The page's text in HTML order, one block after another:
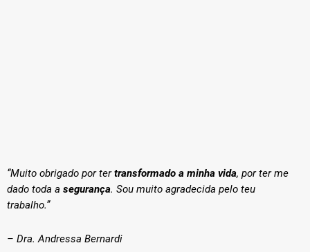
“Muito obrigado por tertransformado a minha vida, por ter me
dado toda a segurança. Sou muito agradecida pelo teu
trabalho.”
– Dra. Andressa Bernardi